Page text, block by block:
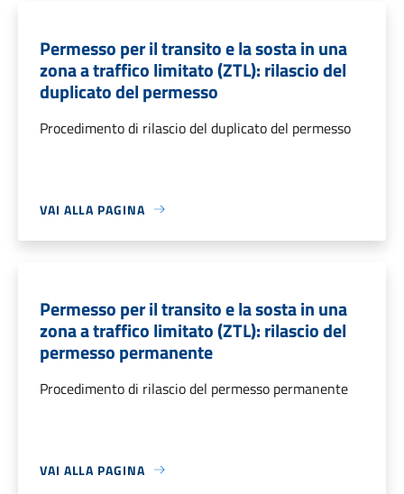
Permesso per il transito e la sosta in una
zona a traffico limitato (ZTL): rilascio del
duplicato del permesso
Procedimento di rilascio del duplicato del permesso
VAI ALLA PAGINA
Permesso per il transito e la sosta in una
zona a traffico limitato (ZTL): rilascio del
permesso permanente
Procedimento di rilascio del permesso permanente
VAI ALLA PAGINA